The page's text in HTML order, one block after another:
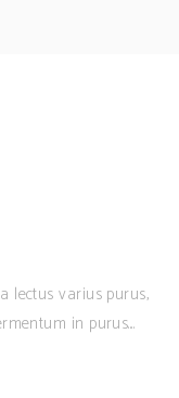
lectus varius purus,
in purus.